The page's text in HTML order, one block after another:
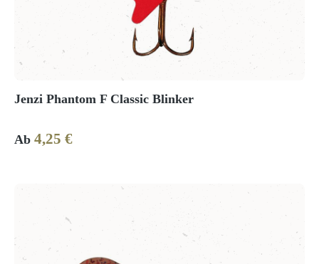
Jenzi Phantom F Classic Blinker
Regulärer Preis:
Ab 4,25 €